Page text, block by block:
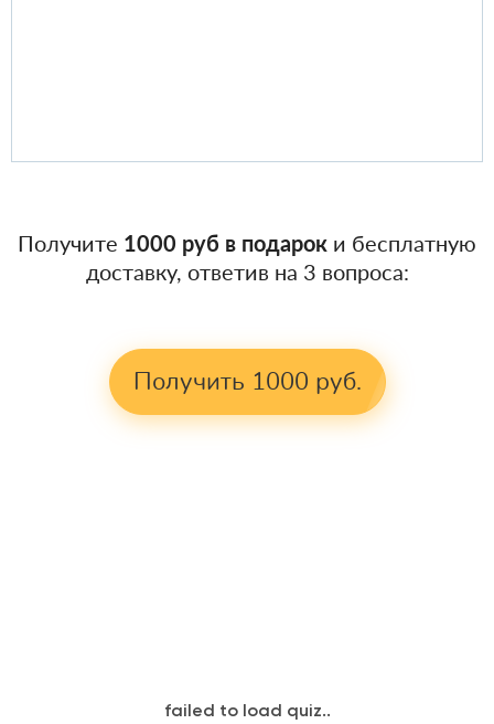
Получите 1000 руб в подарок и бесплатную
доставку, ответив на 3 вопроса:
Получить 1000 руб.